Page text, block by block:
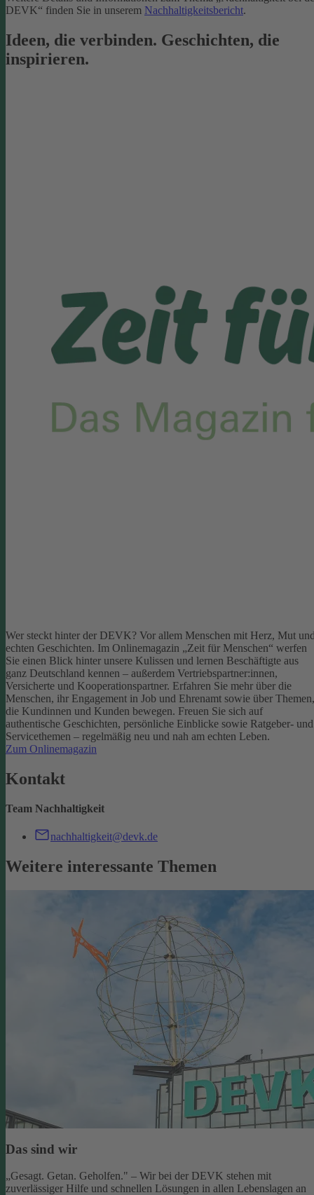
DEVK“ finden Sie in unserem Nachhaltigkeitsbericht.
Ideen, die verbinden. Geschichten, die
inspirieren.
Wer steckt hinter der DEVK? Vor allem Menschen mit Herz, Mut
echten Geschichten. Im Onlinemagazin „Zeit für Menschen“ werfen
Sie einen Blick hinter unsere Kulissen und lernen Beschäftigte aus
ganz Deutschland kennen – außerdem Vertriebspartner:innen,
Versicherte und Kooperationspartner. Erfahren Sie mehr über die
Menschen, ihr Engagement in Job und Ehrenamt sowie über Themen,
die Kundinnen und Kunden bewegen. Freuen Sie sich auf
authentische Geschichten, persönliche Einblicke sowie Ratgeber- und
Servicethemen – regelmäßig neu und nah am echten Leben.
Zum Onlinemagazin
Kontakt
Team Nachhaltigkeit
nachhaltigkeit@devk.de
Weitere interessante Themen
Das sind wir
„Gesagt. Getan. Geholfen." – Wir bei der DEVK stehen mit
zuverlässiger Hilfe und schnellen Lösungen in allen Lebenslagen an